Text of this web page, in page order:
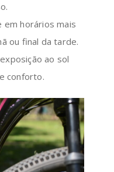
em horários mais
ou final da tarde.
ao sol
conforto.